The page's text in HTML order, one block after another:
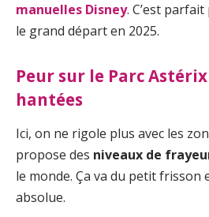
manuelles Disney. C’est
le grand départ en 2025.
Peur sur le Parc
hantées
Ici, on ne rigole plus avec les
propose des niveaux de
le monde. Ça va du petit
absolue.